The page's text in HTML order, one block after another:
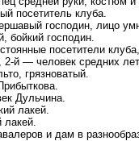
посетитель клуба.
господин, лицо
бойкий господин.
посетители
й — человек средних
грязноватый.
Дульчина.
лакей.
лакей.
и дам в